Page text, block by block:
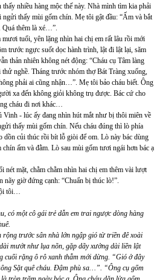
nhiều hàng mộc thế này. Nhà mình tìm kia phải
thấy mùi gốm chín. Mẹ tôi gật đầu: “Ấm và bắt
thêm là xé…”.
tuổi, yên lặng nhìn hai chị em rất lâu rồi mới
trước ngực suốt dọc hành trình, lật đi lật lại, săm
thản nhiên không nét động: “Cháu cụ Tâm làng
nghề. Tháng trước nhóm thợ Bát Tràng xuống,
phải ai cũng nhận…”. Mẹ tôi bảo cháu biết. Ông
xa đến không giỏi không trụ được. Bác cứ cho
cháu đi nơi khác…
Vinh - lúc ấy đang nhìn hút mắt như bị thôi miên về
thấy mùi gốm chín. Nếu cháu đúng thì lò phía
dồn củi thúc rồi bít lỗ giòi để om. Lò này bác dùng
ấm và đằm. Lò sau mùi gốm tươi ngái hơn bác ạ
nét mặt, chằm chằm nhìn hai chị em thêm vài lượt
nãy giờ đứng cạnh: “Chuẩn bị thúc lò!”.
tôi…
có một cô gái trẻ dẫn em trai ngược dòng hàng
rộng trước sân nhà lớn ngập gió từ triền đê xoài
mướt như lụa nõn, gặp dãy xưởng dài liền lật
cuối rặng ô rô xanh thẫm mới dừng. “Gió ở đây
Sặt quê cháu. Đậm phù sa…”. “Ông cụ gốm